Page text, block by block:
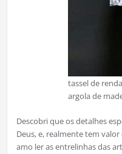
tassel de
argola de
Descobri que os detalhes
Deus, e, realmente tem
amo ler as entrelinhas das